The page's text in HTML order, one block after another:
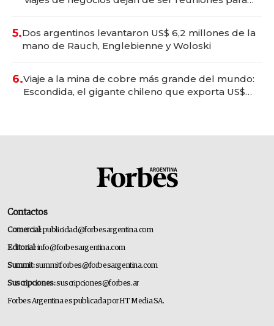
5.Dos argentinos levantaron US$ 6,2 millones de la
mano de Rauch, Englebienne y Woloski
6.Viaje a la mina de cobre más grande del mundo:
Escondida, el gigante chileno que exporta US$
Contactos
Comercial:publicidad@forbesargentina.com
Editorial:info@forbesargentina.com
Summit:summitforbes@forbesargentina.com
Suscripciones:suscripciones@forbes.ar
Forbes Argentina es publicada por HT Media SA.